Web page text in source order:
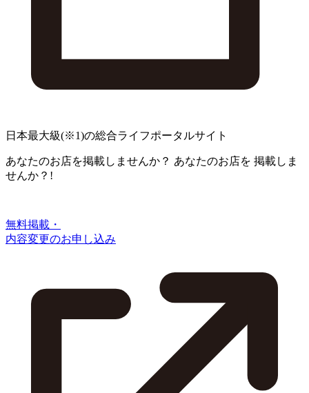
日本最大級(※1)の総合ライフポータルサイト
あなたのお店を掲載しませんか？ あなたのお店を 掲載しま
せんか？!
無料掲載・
内容変更のお申し込み